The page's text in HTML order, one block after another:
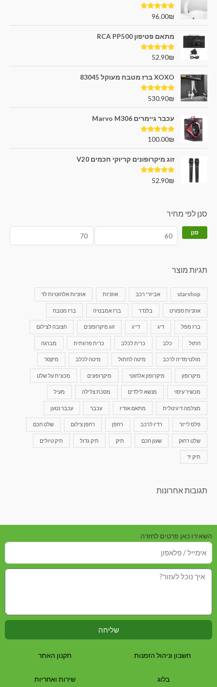
דורג5.00
96.00₪
מתאם פטיפון RCA PP500
דורג5.00
52.90₪
XOXO ברז מטבח מעוקל 83045
דורג5.00
530.90₪
עכבר גיימרים Marvo M306
דורג5.00
100.00₪
זוג מיקרופונים קריוקי חכמים V20
דורג5.00
52.90₪
סנן לפי מחיר
סנן
תגיות מוצר
starshop אביזרי רכב אוזניות אוזניות אלחוטיות לד
אוזניות ספורט בלנדר ברז אמבטיה ברז מטבח
ברז מפל דיג דייג זוג מיקרופונים חצובה לצילום
חתול כלב כרית לכלב כרית פרוותית מברגה
מולטימדיה לרכב מיטה לחתול מיטה לכלב מיקסר
מיקרופון מיקרופון אלחוטי מיקרופונים מכונית על שלט
מכשיר עיסוי מנשא לילדים מסכת צלילה מעיל
מצלמה דיגיטלית מתאם אודיו עכבר עכבר נטען
פלס לייזר רדיו לרכב רחפן רחפן צילום שלט חכם
שלט רחוק שעון חכם תיק תיק גדול תיק טיולים
תיק יד
תגובות אחרונות
השאירו כאן פרטים לחזרה
שליחה
חשבון וניהול הזמנות
בלוג
תקנון האתר
שירות ואחריות